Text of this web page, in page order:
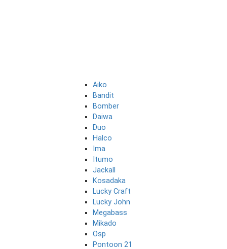
Aiko
Bandit
Bomber
Daiwa
Duo
Halco
Ima
Itumo
Jackall
Kosadaka
Lucky Craft
Lucky John
Megabass
Mikado
Osp
Pontoon 21